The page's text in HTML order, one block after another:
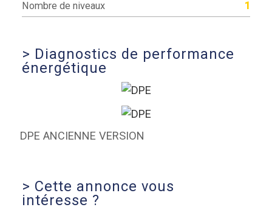
Nombre de niveaux 1
> Diagnostics de performance
énergétique
DPE ANCIENNE VERSION
> Cette annonce vous
intéresse ?